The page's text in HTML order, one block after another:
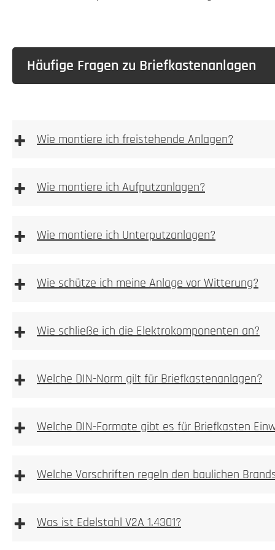
Häufige Fragen zu Briefkastenanlagen
+ Wie montiere ich freistehende Anlagen?
Bitte achten
einbetoniert
+ Wie montiere ich Aufputzanlagen?
1. Prüfen
3. Bohren
+ Wie montiere ich Unterputzanlagen?
+ Wie schütze ich meine Anlage vor Witterung?
+ Wie schließe ich die Elektrokomponenten an?
vom Hersteller beigelegte Betriebsanleitung!
Allgemeine Warnhinweise
+ Welche DIN-Norm gilt für Briefkastenanlagen?
+ Welche DIN-Formate gibt es für Briefkasten
+ Welche Vorschriften regeln den baulichen
+ Was ist Edelstahl V2A 1.4301?